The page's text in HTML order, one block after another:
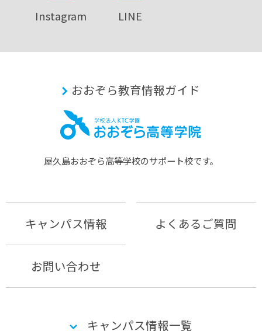
Instagram LINE
おおぞら教育情報ガイド
屋久島おおぞら⾼等学校のサポート校です。
キャンパス情報 よくあるご質問
お問い合わせ
キャンパス情報一覧